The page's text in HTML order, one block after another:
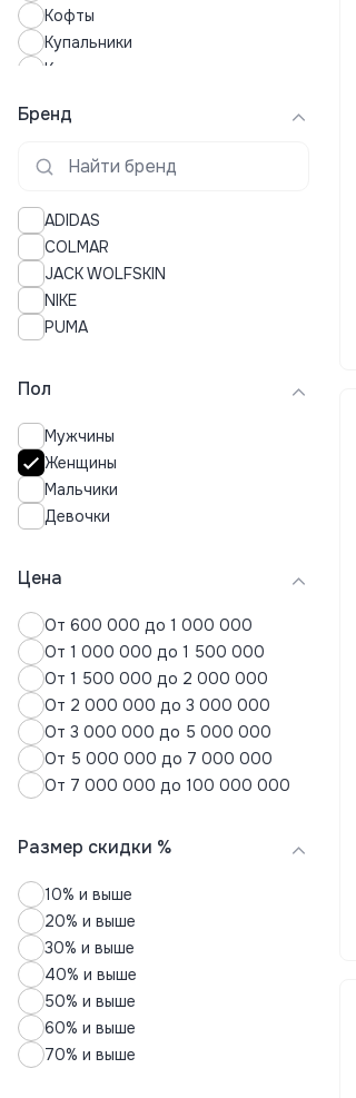
Кофты
Купальники
Купальные костюмы
Леггинсы
Лосины
Нижнее белье
Платья
Поло
Пуховики
Рубашки
Свитшоты
Термобелье
Толстовки
Топы
Футболки
Худи
Юбки
Бренд
ADIDAS
COLMAR
JACK WOLFSKIN
NIKE
PUMA
Пол
Мужчины
Женщины
Мальчики
Девочки
Цена
От 600 000 до 1 000 000
От 1 000 000 до 1 500 000
От 1 500 000 до 2 000 000
От 2 000 000 до 3 000 000
От 3 000 000 до 5 000 000
От 5 000 000 до 7 000 000
От 7 000 000 до 100 000 000
Размер скидки %
10% и выше
20% и выше
30% и выше
40% и выше
50% и выше
60% и выше
70% и выше